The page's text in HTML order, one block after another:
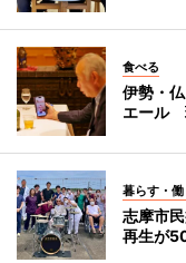
食べる
伊勢・
エール
暮らす・働
志摩市
再生が